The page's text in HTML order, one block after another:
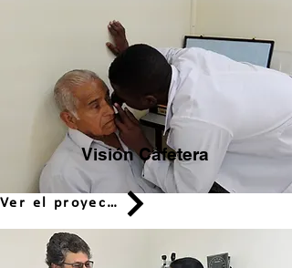
Visión Cafetera
Ver el proyecto